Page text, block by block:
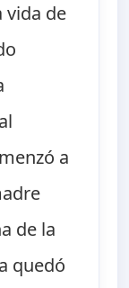
vida de
a
de la
quedó